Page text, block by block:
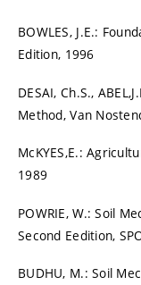
BOWLES, J.E.:
Edition, 1996
DESAI, Ch.S.,
Method, Van
McKYES,E.:
1989
POWRIE, W.: Soil
Second Eedition,
BUDHU, M.: Soil